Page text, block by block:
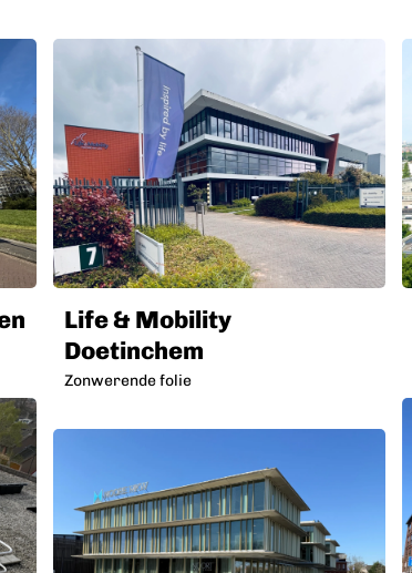
Life & Mobility
Doetinchem
Zonwerende folie